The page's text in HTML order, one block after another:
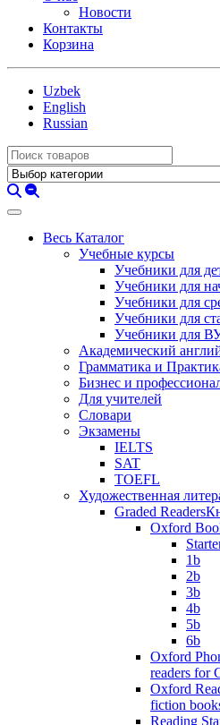
Новости
Контакты
Корзина
Uzbek
English
Russian
Весь Каталог
Учебные курсы
Учебники для
Учебники для
Учебники для
Учебники для
Учебники для
Академический
Грамматика и
Бизнес и
Для учителей
Словари
Экзамены
IELTS
SAT
TOEFL
Художественная
Graded Readers
Oxford
1b
2b
3b
4b
5b
6b
Oxford
readers for
Oxford
fiction
Reading